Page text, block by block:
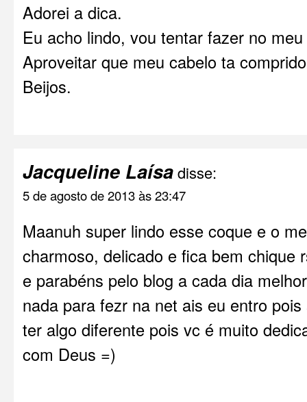
Adorei a dica.
Eu acho lindo, vou tentar fazer no
Aproveitar que meu cabelo ta
Beijos.
Jacqueline Laísadisse:
5 de agosto de 2013 às 23:47
Maanuh super lindo esse coque e o
charmoso, delicado e fica bem chique
e parabéns pelo blog a cada dia
nada para fezr na net ais eu entro
ter algo diferente pois vc é muito
com Deus =)